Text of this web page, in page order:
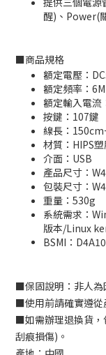
醒)、Power(
■商品規格
額定電壓：
額定頻率：
額定輸入電流
按鍵：107鍵
線長：
材質：HIPS
介面：USB
產品尺寸：
包裝尺寸：
重量：530g
系統需求：
版本/Linux
BSMI：D
■保固說明：非人為
■使用前請確實遵
■如需辦理退換貨
刮痕損傷) 。